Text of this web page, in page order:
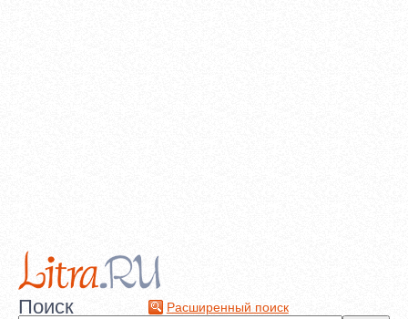
Поиск Расширенный поиск